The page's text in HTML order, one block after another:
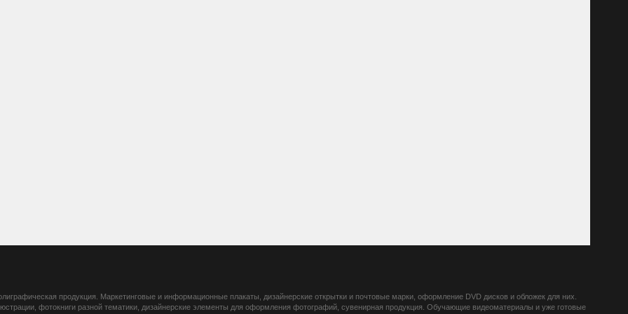
продукция. Маркетинговые и информационные плакаты, дизайнерские открытки и почтовые марки, оформление DVD дисков и обложек для них.
фотокниги разной тематики, дизайнерские элементы для оформления фотографий, сувенирная продукция. Обучающие видеоматериалы и уже готовые